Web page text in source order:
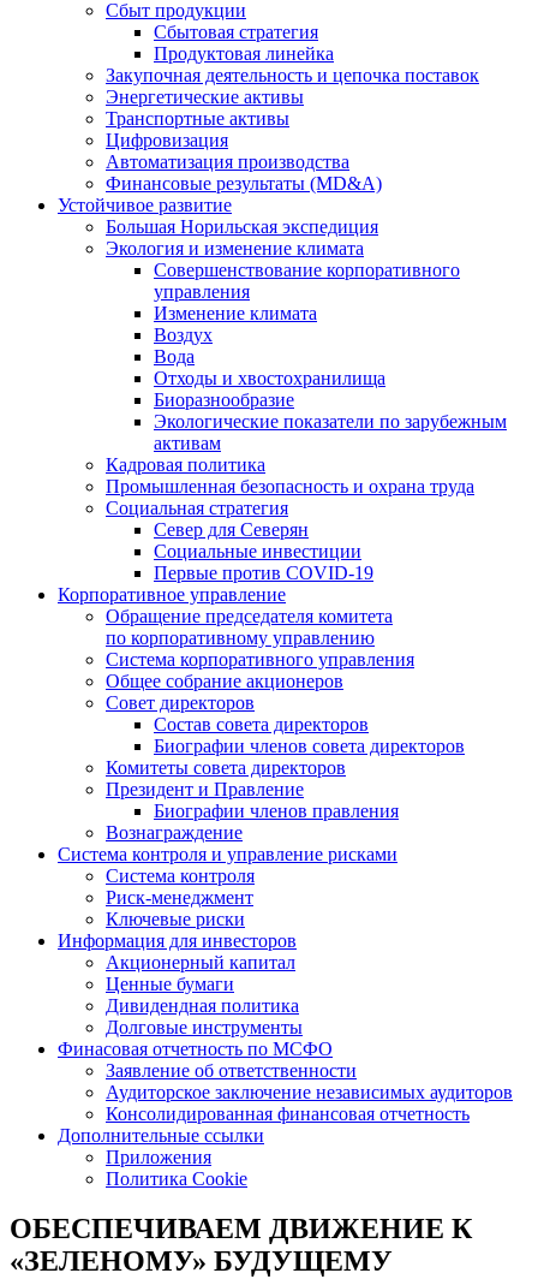
Сбыт продукции
Сбытовая стратегия
Продуктовая линейка
Закупочная деятельность и цепочка поставок
Энергетические активы
Транспортные активы
Цифровизация
Автоматизация производства
Финансовые результаты (MD&A)
Устойчивое развитие
Большая Норильская экспедиция
Экология и изменение климата
Совершенствование корпоративного
управления
Изменение климата
Воздух
Вода
Отходы и хвостохранилища
Биоразнообразие
Экологические показатели по зарубежным
активам
Кадровая политика
Промышленная безопасность и охрана труда
Социальная стратегия
Север для Северян
Социальные инвестиции
Первые против COVID‑19
Корпоративное управление
Обращение председателя комитета
по корпоративному управлению
Система корпоративного управления
Общее собрание акционеров
Совет директоров
Состав совета директоров
Биографии членов совета директоров
Комитеты совета директоров
Президент и Правление
Биографии членов правления
Вознаграждение
Система контроля и управление рисками
Система контроля
Риск-менеджмент
Ключевые риски
Информация для инвесторов
Акционерный капитал
Ценные бумаги
Дивидендная политика
Долговые инструменты
Финасовая отчетность по МСФО
Заявление об ответственности
Аудиторское заключение независимых аудиторов
Консолидированная финансовая отчетность
Дополнительные ссылки
Приложения
Политика Cookie
ОБЕСПЕЧИВАЕМ ДВИЖЕНИЕ К
«ЗЕЛЕНОМУ» БУДУЩЕМУ